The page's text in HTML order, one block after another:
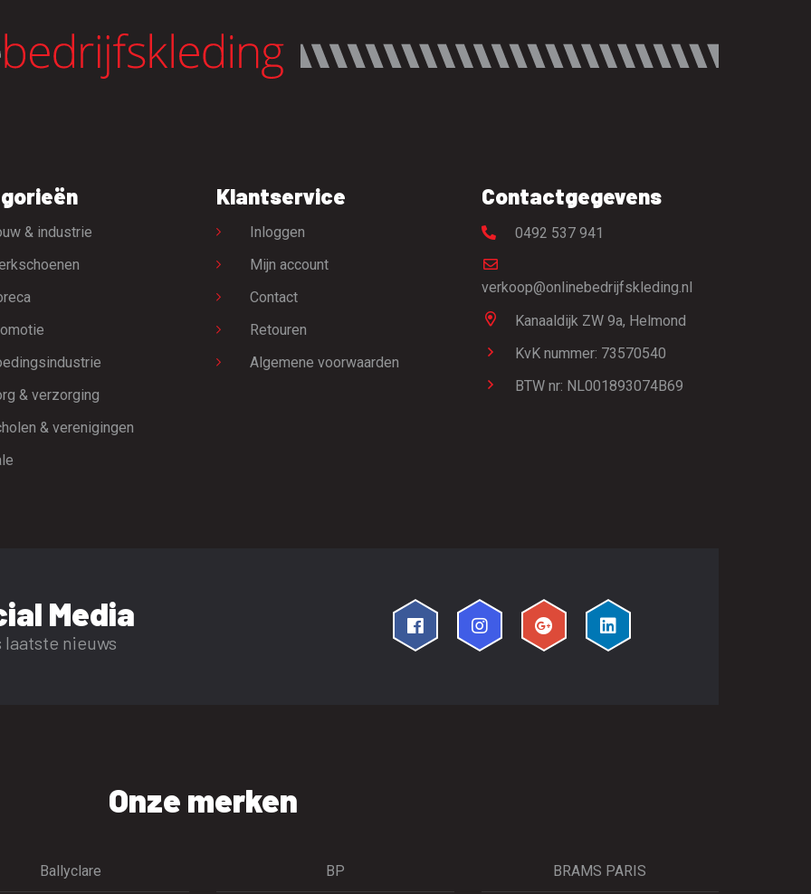
& industrie
& verzorging
& verenigingen
Klantservice
Inloggen
Mijn account
Contact
Retouren
Algemene voorwaarden
Contactgegevens
0492 537 941
verkoop@onlinebedrijfskleding.nl
Kanaaldijk ZW 9a, Helmond
KvK nummer: 73570540
BTW nr: NL001893074B69
Media
nieuws
Onze merken
Ballyclare BP BRAMS PARIS